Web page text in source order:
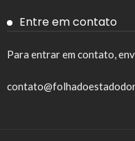
Entre em contato
Para entrar em contato,